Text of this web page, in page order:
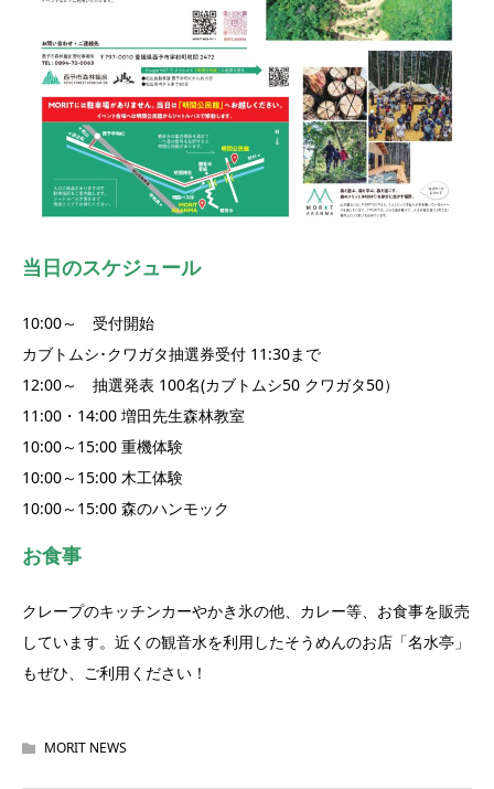
当日のスケジュール
10:00～ 受付開始
カブトムシ･クワガタ抽選券受付 11:30まで
12:00～ 抽選発表 100名(カブトムシ50 クワガタ50）
11:00・14:00 増田先生森林教室
10:00～15:00 重機体験
10:00～15:00 木工体験
10:00～15:00 森のハンモック
お食事
クレープのキッチンカーやかき氷の他、カレー等、お食事を販売
しています。近くの観音水を利用したそうめんのお店「名水亭」
もぜひ、ご利用ください！
MORIT NEWS